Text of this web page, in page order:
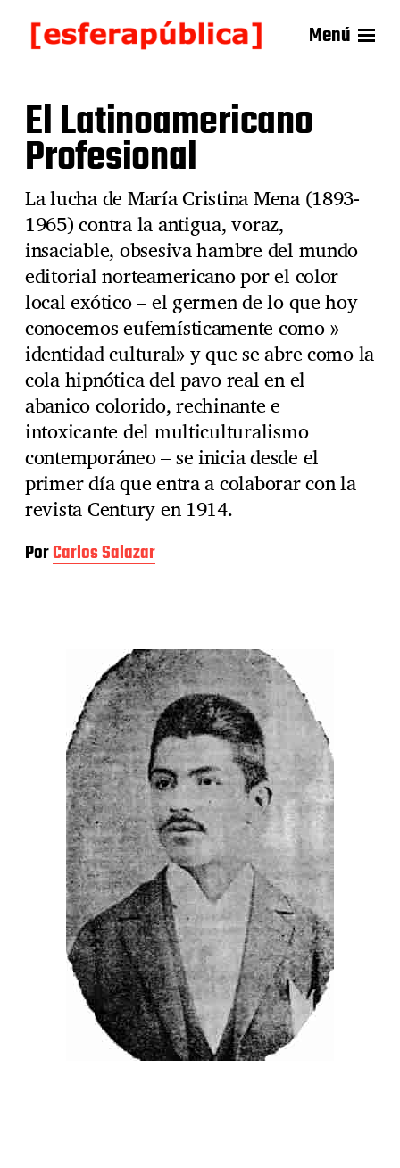
Menú
El Latinoamericano
Profesional
La lucha de María Cristina Mena (1893-
1965) contra la antigua, voraz,
insaciable, obsesiva hambre del mundo
editorial norteamericano por el color
local exótico – el germen de lo que hoy
conocemos eufemísticamente como »
identidad cultural» y que se abre como la
cola hipnótica del pavo real en el
abanico colorido, rechinante e
intoxicante del multiculturalismo
contemporáneo – se inicia desde el
primer día que entra a colaborar con la
revista Century en 1914.
PorCarlos Salazar